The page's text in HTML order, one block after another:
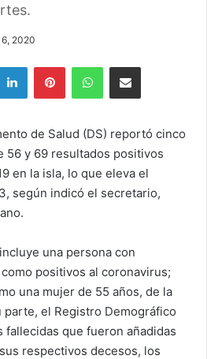
2020
LinkedInPinterestWhatsAppShare via Email
de Salud (DS) reportó cinco
56 y 69 resultados positivos
en la isla, lo que eleva el
según indicó el secretario,
una persona con
positivos al coronavirus;
una mujer de 55 años, de la
el Registro Demográfico
que fueron añadidas
respectivos decesos, los